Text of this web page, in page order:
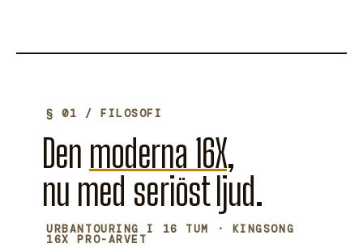
§ 01 / FILOSOFI
Den moderna 16X,
nu med seriöst ljud.
URBANTOURING I 16 TUM · KINGSONG
16X PRO-ARVET